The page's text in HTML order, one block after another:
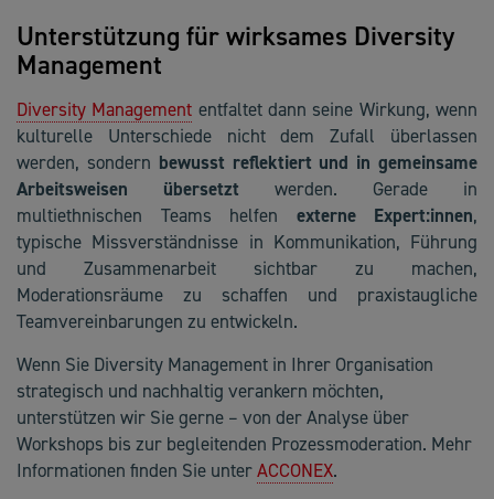
Unterstützung für wirksames Diversity
Management
Diversity Management entfaltet dann seine Wirkung, wenn
kulturelle Unterschiede nicht dem Zufall überlassen
werden, sondern bewusst reflektiert und in gemeinsame
Arbeitsweisen übersetzt werden. Gerade in
multiethnischen Teams helfen externe Expert:innen,
typische Missverständnisse in Kommunikation, Führung
und Zusammenarbeit sichtbar zu machen,
Moderationsräume zu schaffen und praxistaugliche
Teamvereinbarungen zu entwickeln.
Wenn Sie Diversity Management in Ihrer Organisation
strategisch und nachhaltig verankern möchten,
unterstützen wir Sie gerne – von der Analyse über
Workshops bis zur begleitenden Prozessmoderation. Mehr
Informationen finden Sie unterACCONEX.